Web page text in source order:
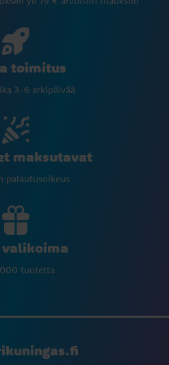
toimitus
3-6 arkipäivää
maksutavat
palautusoikeus
valikoima
tuotetta